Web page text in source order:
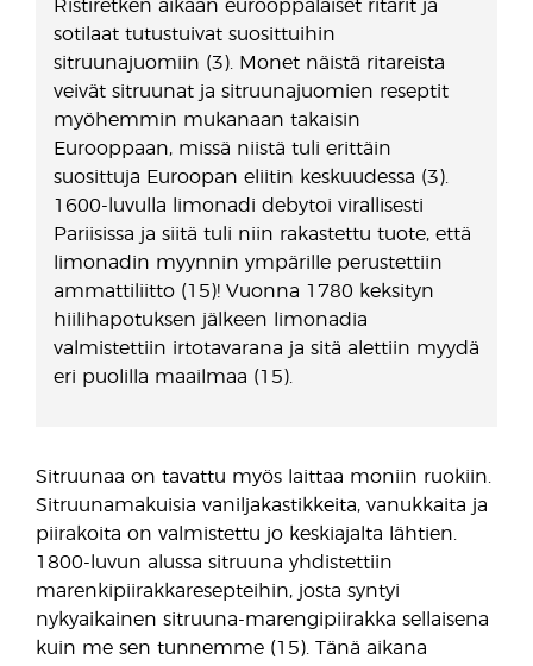
Ristiretken aikaan eurooppalaiset ritarit ja
sotilaat tutustuivat suosittuihin
sitruunajuomiin (3). Monet näistä ritareista
veivät sitruunat ja sitruunajuomien reseptit
myöhemmin mukanaan takaisin
Eurooppaan, missä niistä tuli erittäin
suosittuja Euroopan eliitin keskuudessa (3).
1600-luvulla limonadi debytoi virallisesti
Pariisissa ja siitä tuli niin rakastettu tuote, että
limonadin myynnin ympärille perustettiin
ammattiliitto (15)! Vuonna 1780 keksityn
hiilihapotuksen jälkeen limonadia
valmistettiin irtotavarana ja sitä alettiin myydä
eri puolilla maailmaa (15).
Sitruunaa on tavattu myös laittaa moniin ruokiin.
Sitruunamakuisia vaniljakastikkeita, vanukkaita ja
piirakoita on valmistettu jo keskiajalta lähtien.
1800-luvun alussa sitruuna yhdistettiin
marenkipiirakkaresepteihin, josta syntyi
nykyaikainen sitruuna-marengipiirakka sellaisena
kuin me sen tunnemme (15). Tänä aikana